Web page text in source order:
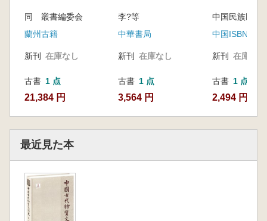
同 叢書編委会
蘭州古籍
新刊 在庫なし
古書 1 点
21,384 円
李?等
中華書局
新刊 在庫なし
古書 1 点
3,564 円
中国ISBN中心
新刊 在庫なし
古書 1 点
2,494 円
最近見た本